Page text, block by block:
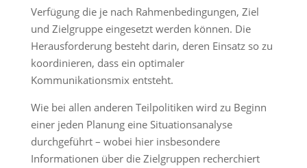
Verfügung die je nach Rahmenbedingungen, Ziel
und Zielgruppe eingesetzt werden können. Die
Herausforderung besteht darin, deren Einsatz so zu
koordinieren, dass ein optimaler
Kommunikationsmix entsteht.
Wie bei allen anderen Teilpolitiken wird zu Beginn
einer jeden Planung eine Situationsanalyse
durchgeführt – wobei hier insbesondere
Informationen über die Zielgruppen recherchiert